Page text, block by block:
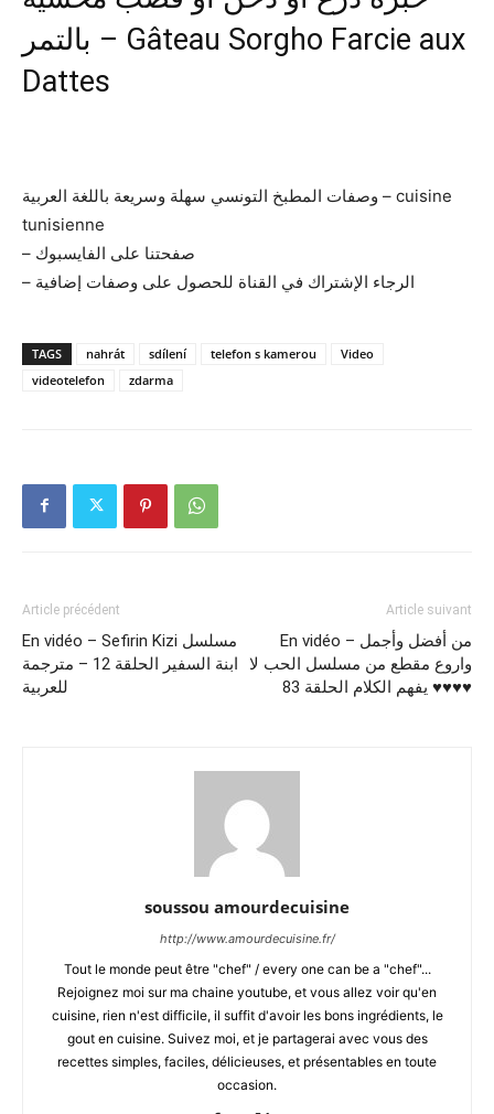
بالتمر – Gâteau Sorgho Farcie aux
Dattes
وصفات المطبخ التونسي سهلة وسريعة باللغة العربية – cuisine
tunisienne
– صفحتنا على الفايسبوك
– الرجاء الإشتراك في القناة للحصول على وصفات إضافية
TAGS nahrát sdílení telefon s kamerou
Video
videotelefon
zdarma
Article précédent
En vidéo – Sefirin Kizi مسلسل
ابنة السفير الحلقة 12 – مترجمة
للعربية
Article suivant
En vidéo – من أفضل وأجمل
واروع مقطع من مسلسل الحب لا
يفهم الكلام الحلقة 83 ♥️♥️♥️♥️
soussou amourdecuisine
http://www.amourdecuisine.fr/
Tout le monde peut être "chef" / every one can be a "chef"...
Rejoignez moi sur ma chaine youtube, et vous allez voir qu'en
cuisine, rien n'est difficile, il suffit d'avoir les bons ingrédients, le
gout en cuisine. Suivez moi, et je partagerai avec vous des
recettes simples, faciles, délicieuses, et présentables en toute
occasion.